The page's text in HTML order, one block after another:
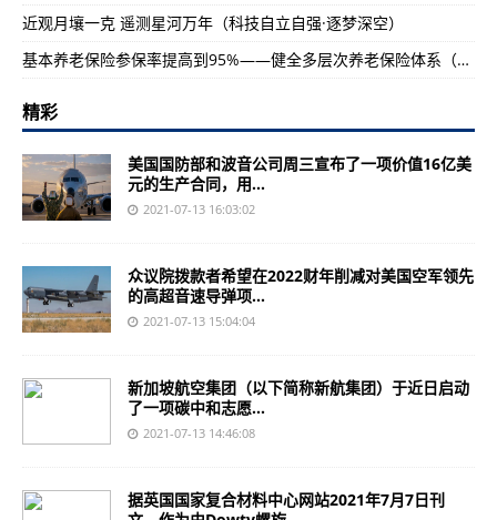
近观月壤一克 遥测星河万年（科技自立自强·逐梦深空）
基本养老保险参保率提高到95%——健全多层次养老保险体系（经济新方位·聚焦“十四五”目标）
精彩
美国国防部和波音公司周三宣布了一项价值16亿美
元的生产合同，用...
2021-07-13 16:03:02
众议院拨款者希望在2022财年削减对美国空军领先
的高超音速导弹项...
2021-07-13 15:04:04
新加坡航空集团（以下简称新航集团）于近日启动
了一项碳中和志愿...
2021-07-13 14:46:08
据英国国家复合材料中心网站2021年7月7日刊